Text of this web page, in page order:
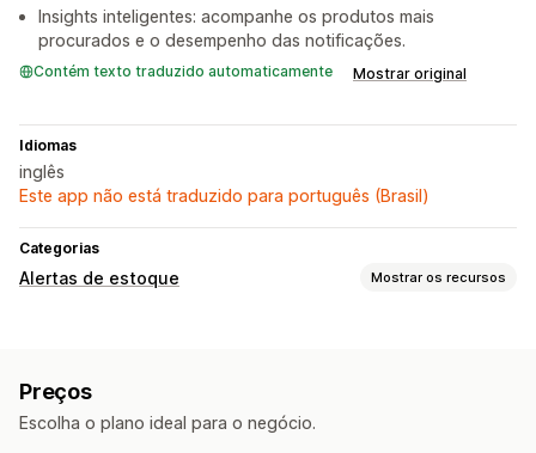
Insights inteligentes: acompanhe os produtos mais
procurados e o desempenho das notificações.
Contém texto traduzido automaticamente Mostrar original
Idiomas
inglês
Este app não está traduzido para português (Brasil)
Categorias
Alertas de estoque Mostrar os recursos
Em vários idiomas
Preços
Escolha o plano ideal para o negócio.